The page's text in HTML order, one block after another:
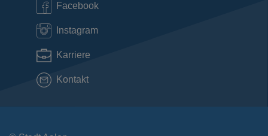
Facebook
Instagram
Karriere
Kontakt